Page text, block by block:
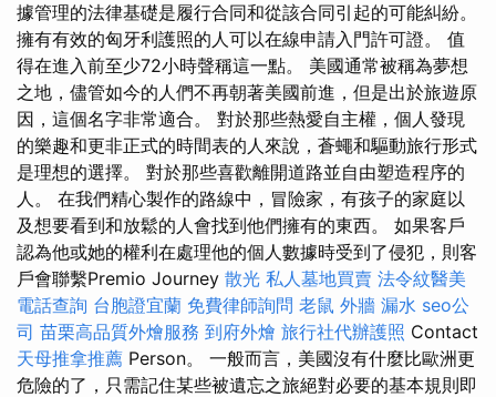
據管理的法律基礎是履行合同和從該合同引起的可能糾紛。
擁有有效的匈牙利護照的人可以在線申請入門許可證。 值
得在進入前至少72小時聲稱這一點。 美國通常被稱為夢想
之地，儘管如今的人們不再朝著美國前進，但是出於旅遊原
因，這個名字非常適合。 對於那些熱愛自主權，個人發現
的樂趣和更非正式的時間表的人來說，蒼蠅和驅動旅行形式
是理想的選擇。 對於那些喜歡離開道路並自由塑造程序的
人。 在我們精心製作的路線中，冒險家，有孩子的家庭以
及想要看到和放鬆的人會找到他們擁有的東西。 如果客戶
認為他或她的權利在處理他的個人數據時受到了侵犯，則客
戶會聯繫Premio Journey 散光 私人墓地買賣 法令紋醫美
電話查詢 台胞證宜蘭 免費律師詢問 老鼠 外牆 漏水 seo公
司 苗栗高品質外燴服務 到府外燴 旅行社代辦護照 Contact
天母推拿推薦 Person。 一般而言，美國沒有什麼比歐洲更
危險的了，只需記住某些被遺忘之旅絕對必要的基本規則即